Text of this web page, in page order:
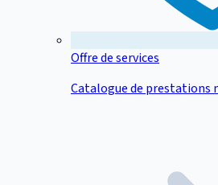
Offre de services
Catalogue de prestations